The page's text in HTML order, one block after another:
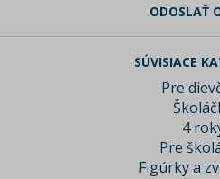
ODOSLAŤ
SÚVISIACE
Pre
4
Pre
Figúrky a